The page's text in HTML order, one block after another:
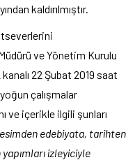
kaldırılmıştır.
ve Yönetim Kurulu
22 Şubat 2019 saat
çalışmalar
ve içerikle ilgili şunları
edebiyata, tarihten
izleyiciyle